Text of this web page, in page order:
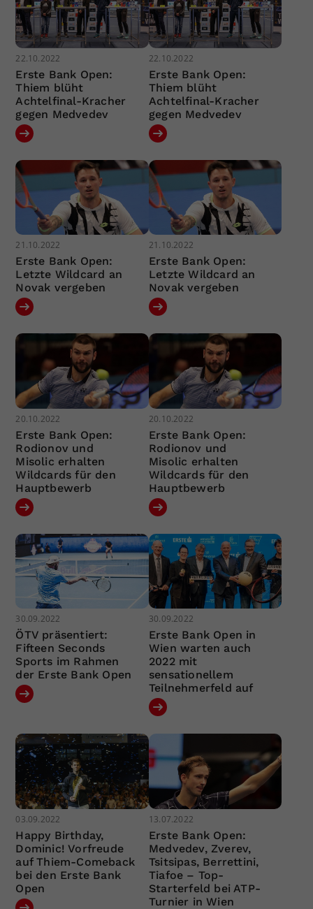
22.10.2022
Erste Bank Open:
Thiem blüht
Achtelfinal-Kracher
gegen Medvedev
22.10.2022
Erste Bank Open:
Thiem blüht
Achtelfinal-Kracher
gegen Medvedev
21.10.2022
Erste Bank Open:
Letzte Wildcard an
Novak vergeben
21.10.2022
Erste Bank Open:
Letzte Wildcard an
Novak vergeben
20.10.2022
Erste Bank Open:
Rodionov und
Misolic erhalten
Wildcards für den
Hauptbewerb
20.10.2022
Erste Bank Open:
Rodionov und
Misolic erhalten
Wildcards für den
Hauptbewerb
30.09.2022
ÖTV präsentiert:
Fifteen Seconds
Sports im Rahmen
der Erste Bank Open
30.09.2022
Erste Bank Open in
Wien warten auch
2022 mit
sensationellem
Teilnehmerfeld auf
03.09.2022
Happy Birthday,
Dominic! Vorfreude
auf Thiem-Comeback
bei den Erste Bank
Open
13.07.2022
Erste Bank Open:
Medvedev, Zverev,
Tsitsipas, Berrettini,
Tiafoe – Top-
Starterfeld bei ATP-
Turnier in Wien